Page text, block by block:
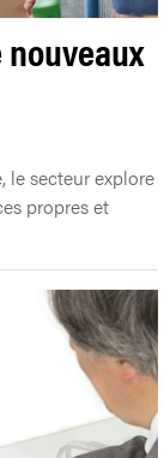
le secteur explore
propres et